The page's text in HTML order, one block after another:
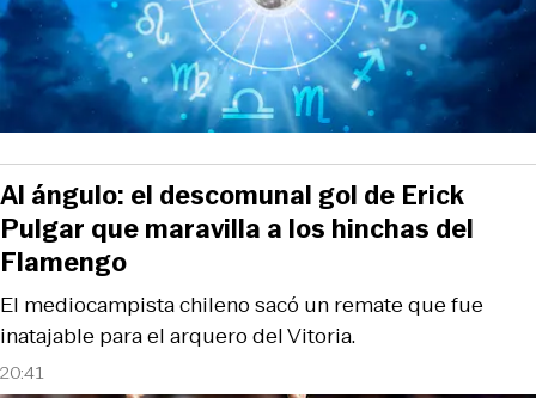
20:41
El mediocampista chileno sacó un remate que fue
inatajable para el arquero del Vitoria.
Al ángulo: el descomunal gol de Erick
Pulgar que maravilla a los hinchas del
Flamengo